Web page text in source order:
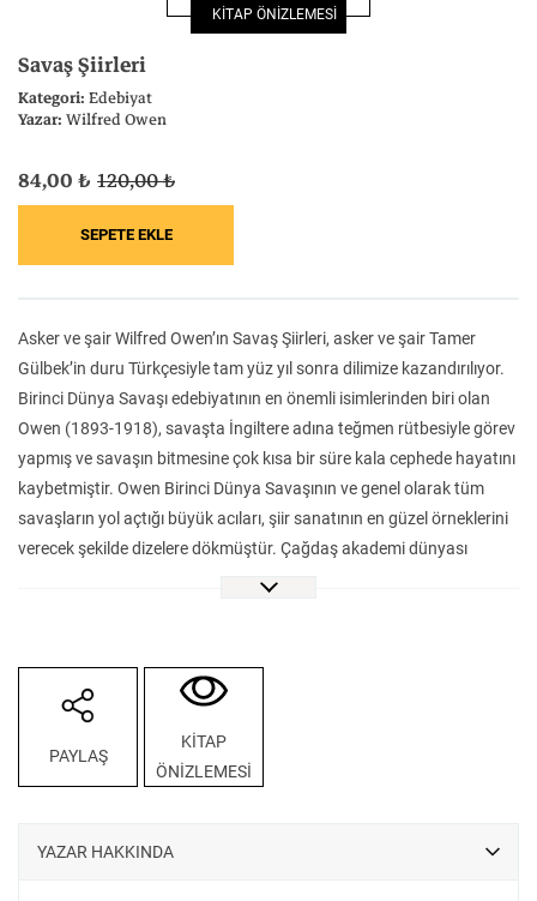
Felsefe Kesişimler
İnsan ve Toplum
Klasik Bilim
KİTAP ÖNİZLEMESİ
Savaş Şiirleri
Kategori:Edebiyat
Yazar:Wilfred Owen
Asker ve şair Wilfred Owen’ın Savaş Şiirleri, asker ve şair Tamer
Gülbek’in duru Türkçesiyle tam yüz yıl sonra dilimize kazandırılıyor.
Birinci Dünya Savaşı edebiyatının en önemli isimlerinden biri olan
Owen (1893-1918), savaşta İngiltere adına teğmen rütbesiyle görev
yapmış ve savaşın bitmesine çok kısa bir süre kala cephede hayatını
kaybetmiştir. Owen Birinci Dünya Savaşının ve genel olarak tüm
savaşların yol açtığı büyük acıları, şiir sanatının en güzel örneklerini
verecek şekilde dizelere dökmüştür. Çağdaş akademi dünyası
Owen’ın eserlerini savaş koşullarında savaşa dair yazılmış en çarpıcı
84,00 ₺ 120,00 ₺
PAYLAŞ
KİTAP
ÖNİZLEMESİ
YAZAR HAKKINDA